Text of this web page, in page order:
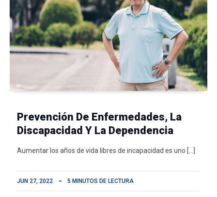
Prevención De Enfermedades, La
Discapacidad Y La Dependencia
Aumentar los años de vida libres de incapacidad es uno […]
JUN 27, 2022 5 MINUTOS DE LECTURA